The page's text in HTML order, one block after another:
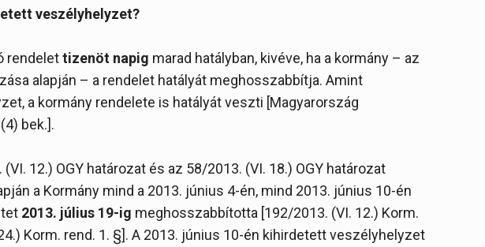
veszélyhelyzet?
rendelettizenöt napig marad hatályban, kivéve, ha a kormány – az
alapján – a rendelet hatályát meghosszabbítja. Amint
a kormány rendelete is hatályát veszti [Magyarország
bek.].
12.) OGY határozat és az 58/2013. (VI. 18.) OGY határozat
a Kormány mind a 2013. június 4-én, mind 2013. június 10-én
2013. július 19-ig meghosszabbította [192/2013. (VI. 12.) Korm.
Korm. rend. 1. §]. A 2013. június 10-én kihirdetett veszélyhelyzet